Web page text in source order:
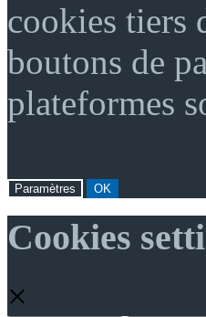
cookies tiers
boutons de
plateformes
Paramètres OK
Cookies
×